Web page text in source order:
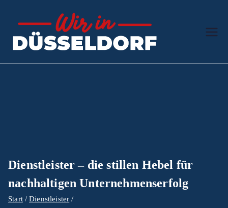
Inhalt
springen
Düssel
Dienstleister – die stillen Hebel für
nachhaltigen Unternehmenserfolg
Start
Dienstleister